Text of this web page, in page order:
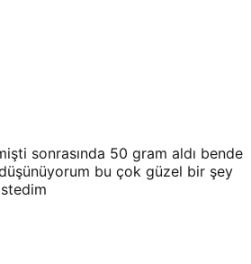
sonrasında 50 gram aldı bende
bu çok güzel bir şey